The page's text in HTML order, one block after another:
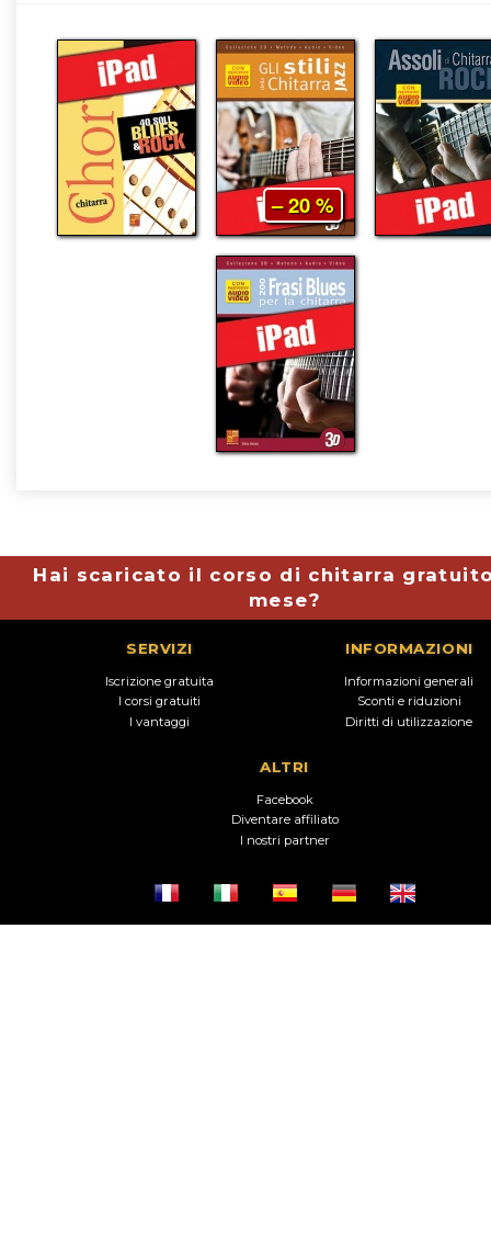
– 20 %
Hai scaricato il corso di chitarra
mese?
SERVIZI
Iscrizione gratuita
I corsi gratuiti
I vantaggi
INFORMAZIONI
Informazioni generali
Sconti e riduzioni
Diritti di utilizzazione
ALTRI
Facebook
Diventare affiliato
I nostri partner